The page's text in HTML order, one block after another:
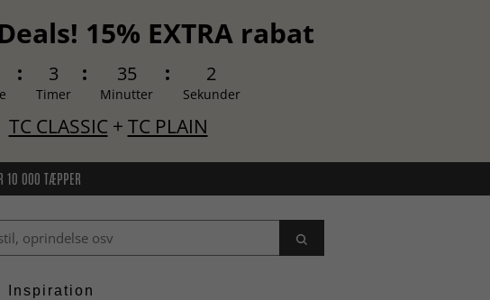
15% EXTRA rabat
3
Timer
35
Minutter
1
Sekunder
TC CLASSIC+ TC PLAIN
10 000 TÆPPER
Inspiration